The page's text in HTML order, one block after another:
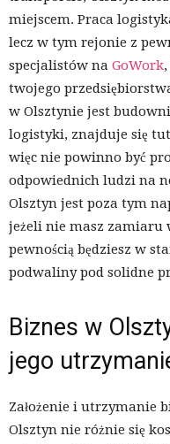
miejscem. Praca
lecz w tym rejonie z
specjalistów na GoWork
twojego
w Olsztynie jest
logistyki, znajduje się
więc nie powinno być
odpowiednich ludzi na
Olsztyn jest poza tym
jeżeli nie masz zamiaru
pewnością będziesz w
podwaliny pod solidne
Biznes w
jego
Założenie i utrzymanie
Olsztyn nie różnie się